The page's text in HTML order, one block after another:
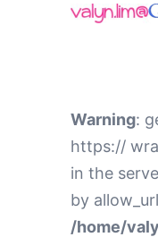
Warning:
https://
in the
by
/home/